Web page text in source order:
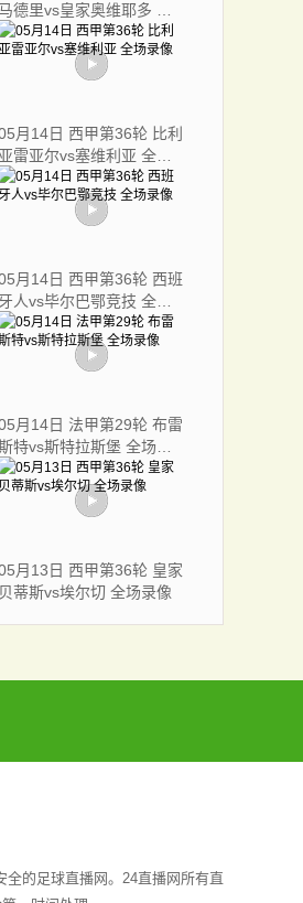
德里vs皇家奥维耶多 全
场录像
月14日 西甲第36轮 比利
亚雷亚尔vs塞维利亚 全场
录像
月14日 西甲第36轮 西班
牙人vs毕尔巴鄂竞技 全场
录像
月14日 法甲第29轮 布雷
特vs斯特拉斯堡 全场录
像
月13日 西甲第36轮 皇家
贝蒂斯vs埃尔切 全场录像
的足球直播网。24直播网所有直